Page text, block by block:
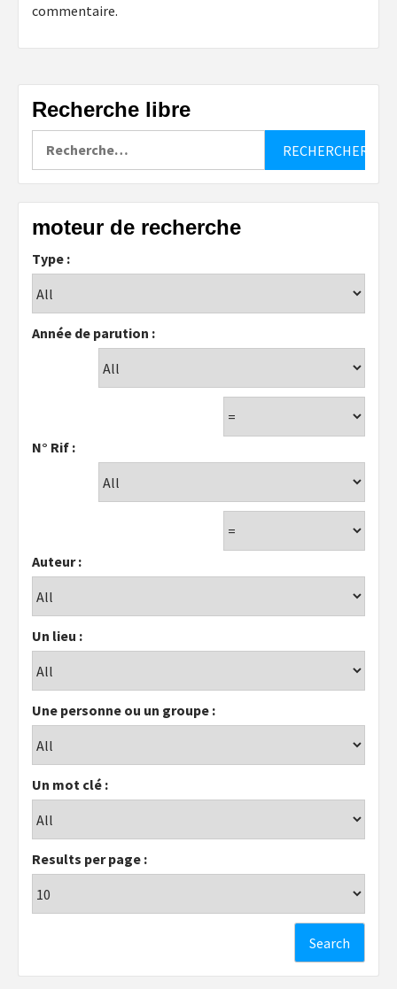
commentaire.
Recherche libre
moteur de recherche
Type :
Année de parution :
N° Rif :
Auteur :
Un lieu :
Une personne ou un groupe :
Un mot clé :
Results per page :